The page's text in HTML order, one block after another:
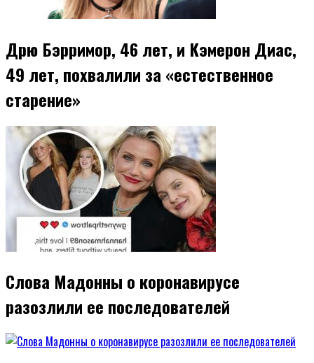
Дрю Бэрримор, 46 лет, и Кэмерон Диас,
49 лет, похвалили за «естественное
старение»
Слова Мадонны о коронавирусе
разозлили ее последователей